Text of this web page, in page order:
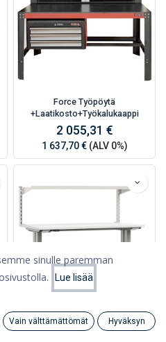
Nimi (A-Ö)
Category
Force Työpöytä
+Laatikosto+Työkalukaappi
2 055,31 €
1 637,70 €(ALV 0%)
Lista DUO Työpiste hyllyllä 2030
× 750
sinulle paremman
Lue lisää
Vain välttämättömät Hyväksyn